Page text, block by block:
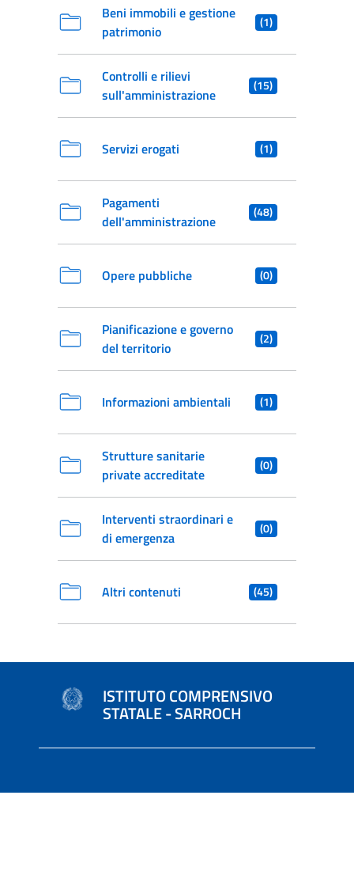
Beni immobili e gestione
patrimonio
(1)
Controlli e rilievi
sull'amministrazione
(15)
Servizi erogati (1)
Pagamenti
dell'amministrazione
(48)
Opere pubbliche (0)
Pianificazione e governo
del territorio
(2)
Informazioni ambientali (1)
Strutture sanitarie
private accreditate
(0)
Interventi straordinari e
di emergenza
(0)
Altri contenuti (45)
ISTITUTO COMPRENSIVO
STATALE - SARROCH